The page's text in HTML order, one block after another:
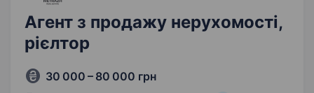
Агент з продажу нерухомості,
рієлтор
30 000 – 80 000 грн